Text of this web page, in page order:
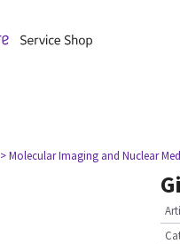
> Molecular Imaging and Nuclear